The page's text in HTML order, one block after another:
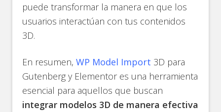
puede transformar la manera en que los
usuarios interactúan con tus contenidos
3D.
En resumen,WP Model Import 3D para
Gutenberg y Elementor es una herramienta
esencial para aquellos que buscan
integrar modelos 3D de manera efectiva